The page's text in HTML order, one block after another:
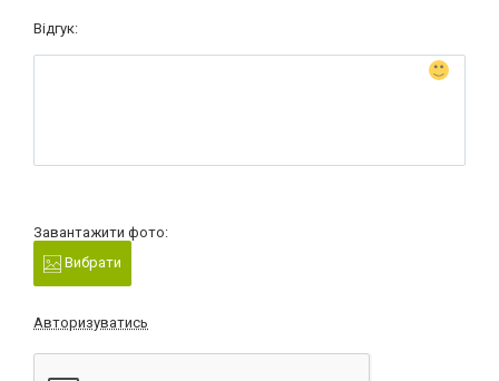
Відгук:
Завантажити фото:
Вибрати
Авторизуватись